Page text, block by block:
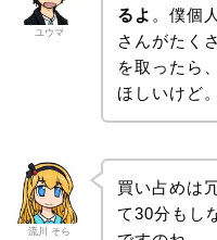
ユウマ
るよ 。僕個
さんがたく
を取ったら
ほしいけど。
流川 そら
買い占めは
て30分もし